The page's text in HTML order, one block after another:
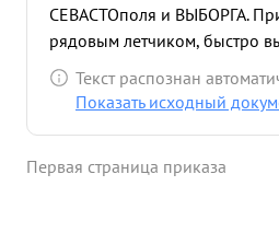
СЕВАСТОполя и ВЫБОРГА.
рядовым летчиком, быстро
АЭ. Эскадрилья под его
43г произвела 587
по переднему краю обороны
Текст распознан
Показать исходный
Первая страница приказа